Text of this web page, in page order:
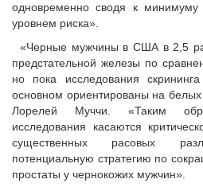
одновременно сводя к
уровнем риска».
«Черные мужчины в США в 2,5
предстательной железы по
но пока исследования
основном ориентированы на
Лорелей Муччи. «Таким
исследования касаются
существенных расовых
потенциальную стратегию по
простаты у чернокожих мужчин».